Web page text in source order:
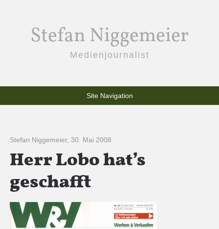
Stefan Niggemeier
Medienjournalist
Site Navigation
Stefan Niggemeier, 30. Mai 2008
Herr Lobo hat’s
geschafft